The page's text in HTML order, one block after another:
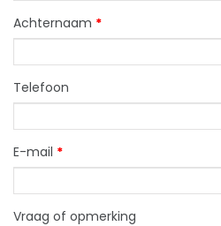
Achternaam *
Telefoon
E-mail *
Vraag of opmerking